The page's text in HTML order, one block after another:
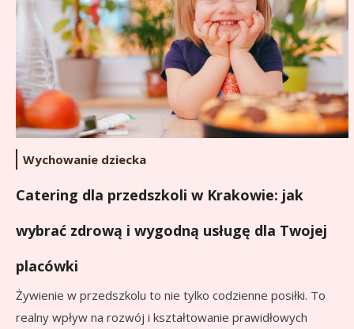
Wychowanie dziecka
Catering dla przedszkoli w Krakowie: jak
wybrać zdrową i wygodną usługę dla Twojej
placówki
Żywienie w przedszkolu to nie tylko codzienne posiłki. To
realny wpływ na rozwój i kształtowanie prawidłowych